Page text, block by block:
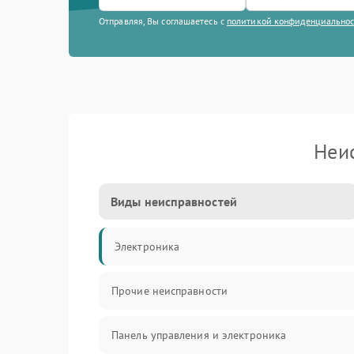
Отправляя, Вы соглашаетесь с политикой
Виды неисправностей
Электроника
Прочие неисправности
Панель управления и электроника